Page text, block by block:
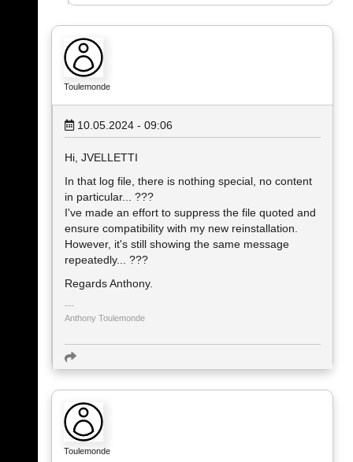
Toulemonde
10.05.2024 - 09:06
Hi, JVELLETTI
In that log file, there is nothing special, no content
in particular... ???
I've made an effort to suppress the file quoted and
ensure compatibility with my new reinstallation.
However, it's still showing the same message
repeatedly... ???
Regards Anthony.
Anthony Toulemonde
Toulemonde